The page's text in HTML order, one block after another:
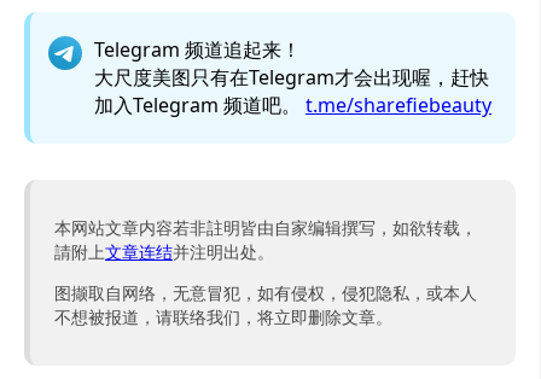
Telegram 频道追起来！
大尺度美图只有在Telegram才会出现喔，赶快
加入Telegram 频道吧。 t.me/sharefiebeauty
本网站文章内容若非註明皆由自家编辑撰写，如欲转载，
請附上文章连结并注明出处。
图撷取自网络，无意冒犯，如有侵权，侵犯隐私，或本人
不想被报道，请联络我们，将立即删除文章。